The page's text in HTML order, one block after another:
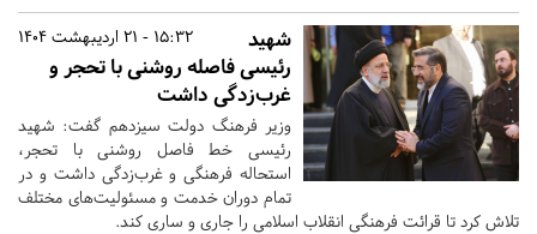
15:32 - 21 اردیبهشت 1404
شهید
رئیسی فاصله روشنی با تحجر و
غرب‌زدگی داشت
وزیر فرهنگ دولت سیزدهم گفت: شهید
رئیسی خط فاصل روشنی با تحجر،
استحاله فرهنگی و غرب‌زدگی داشت و در
تمام دوران خدمت و مسئولیت‌های مختلف
تلاش کرد تا قرائت فرهنگی انقلاب اسلامی را جاری و ساری کند.